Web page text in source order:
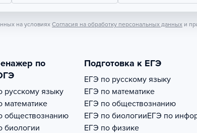
на условиях Согласия на обработку персональных данных и
по
русскому языку
математике
обществознанию
биологии
Подготовка к ЕГЭ
ЕГЭ по русскому языку
ЕГЭ по математике
ЕГЭ по обществознанию
ЕГЭ по биологииЕГЭ по
ЕГЭ по физике